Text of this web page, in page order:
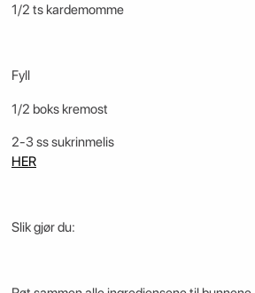
1/2 ts kardemomme
Fyll
1/2 boks kremost
2-3 ss sukrinmelis
HER
Slik gjør du: